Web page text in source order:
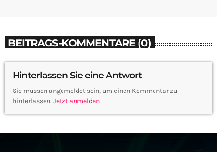
BEITRAGS-KOMMENTARE (0)
Hinterlassen Sie eine Antwort
Sie müssen angemeldet sein, um einen Kommentar zu
hinterlassen. Jetzt anmelden